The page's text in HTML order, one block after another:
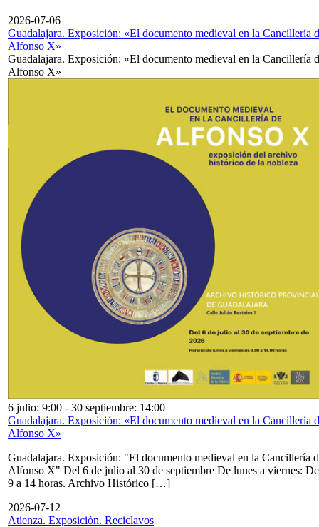
2026-07-06
Guadalajara. Exposición: «El documento medieval en la Cancillería
Alfonso X»
Guadalajara. Exposición: «El documento medieval en la Cancillería
Alfonso X»
6 julio: 9:00 - 30 septiembre: 14:00
Guadalajara. Exposición: «El documento medieval en la Cancillería
Alfonso X»
Guadalajara. Exposición: "El documento medieval en la Cancillería
Alfonso X" Del 6 de julio al 30 de septiembre De lunes a viernes: De
9 a 14 horas. Archivo Histórico […]
2026-07-12
Atienza. Exposición. Reciclavos